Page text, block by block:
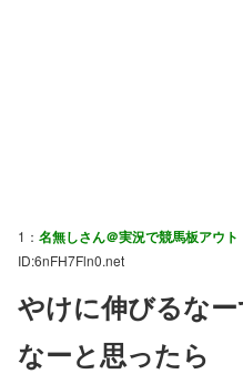
1： 名無しさん＠実況で競馬板アウト
ID:6nFH7Fln0.net
やけに伸びるな
なーと思ったら